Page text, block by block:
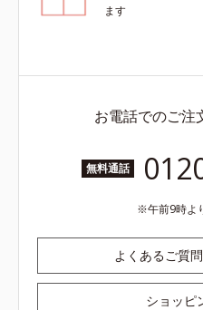
ます
お電話でのご注
無料通話
午前9時よ
よくあるご質
ショッピ